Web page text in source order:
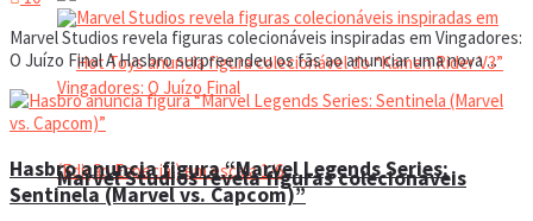
Marvel Studios revela figuras colecionáveis
Marvel Studios revela figuras colecionáveis inspiradas em Vingadores:
O Juízo Final A Hasbro surpreendeu os fãs ao anunciar uma nova ...
Hasbro anuncia figura “Marvel Legends Series:
Sentinela (Marvel vs. Capcom)”